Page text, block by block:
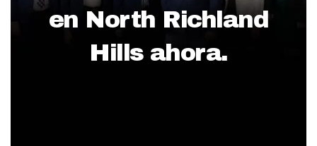
en North Richland
Hills ahora.